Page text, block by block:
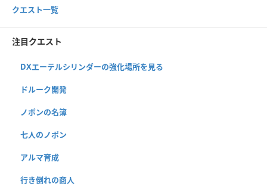
クエスト一覧
注目クエスト
DXエーテルシリンダーの強化場所を見る
ドルーク開発
ノポンの名簿
七人のノポン
アルマ育成
行き倒れの商人